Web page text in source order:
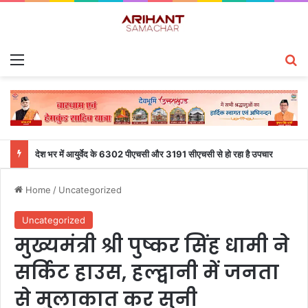
देश भर में आयुर्वेद के 6302 पीएचसी और 3191 सीएचसी से हो रहा है उपचार
Home / Uncategorized
Uncategorized
मुख्यमंत्री श्री पुष्कर सिंह धामी ने
सर्किट हाउस, हल्द्वानी में जनता
से मुलाकात कर सुनी